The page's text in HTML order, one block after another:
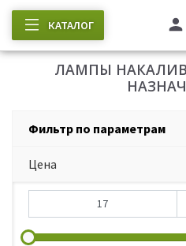
КАТАЛОГ
ЛАМПЫ
Фильтр по параметрам
Цена